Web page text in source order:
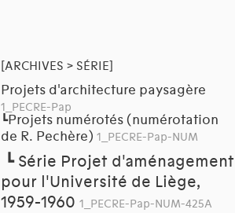
[ARCHIVES > SÉRIE]
Projets d'architecture paysagère
1_PECRE-Pap
┗Projets numérotés (numérotation
de R. Pechère) 1_PECRE-Pap-NUM
┗ Série Projet d'aménagement
pour l'Université de Liège,
1959-1960 1_PECRE-Pap-NUM-425A